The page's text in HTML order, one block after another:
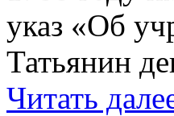
указ «Об
Татьянин
Читать